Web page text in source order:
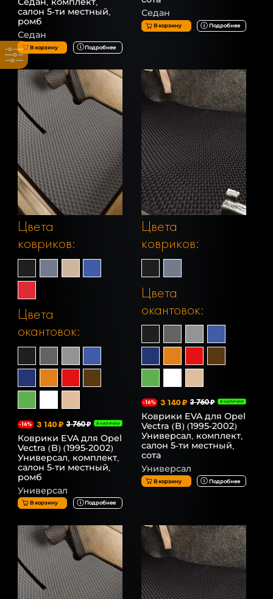
салон 5-ти местный,
ромб
Седан
В корзину Подробнее
Седан
В корзину Подробнее
Цвета
ковриков:
Цвета
окантовок:
-16% 3 140 ₽ 3 760 ₽ В НАЛИЧИИ
Коврики EVA для Opel
Vectra (B) (1995-2002)
Универсал, комплект,
салон 5-ти местный,
ромб
Универсал
В корзину Подробнее
Цвета
ковриков:
Цвета
окантовок:
-16% 3 140 ₽ 3 760 ₽ В НАЛИЧИИ
Коврики EVA для Opel
Vectra (B) (1995-2002)
Универсал, комплект,
салон 5-ти местный,
сота
Универсал
В корзину Подробнее